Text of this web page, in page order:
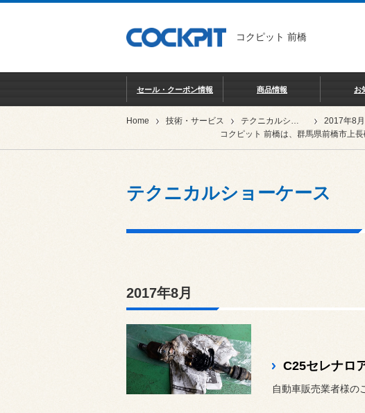
コクピット 前橋
セール・クーポン情報 商品情報 お
Home 技術・サービス テクニカルショーケース
2017年8月
コクピット 前橋は、群馬県前橋市上
テクニカルショーケース
2017年8月